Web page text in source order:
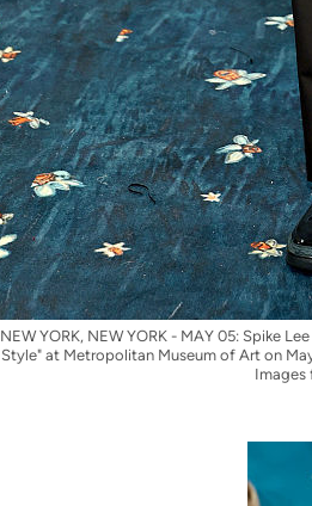
NEW YORK, NEW YORK - MAY 05: Spike
Style" at Metropolitan Museum of Art on
Images